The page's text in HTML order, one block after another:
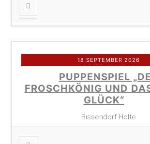
18 SEPTEMBER 2026
PUPPENSPIEL
FROSCHKÖNIG UND
GLÜCK“
Bissendorf Holte